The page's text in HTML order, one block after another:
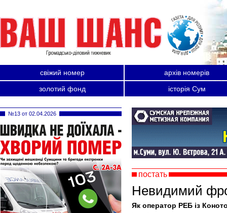
свіжий номер
архів номерів
золотий фонд
історія Сум
постать
Невидимий
Як оператор РЕБ із
№13 от 02.04.2026